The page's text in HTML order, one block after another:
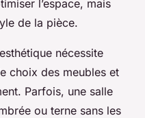
l’espace, mais
de la pièce.
nécessite
choix des meubles et
Parfois, une salle
ou terne sans les